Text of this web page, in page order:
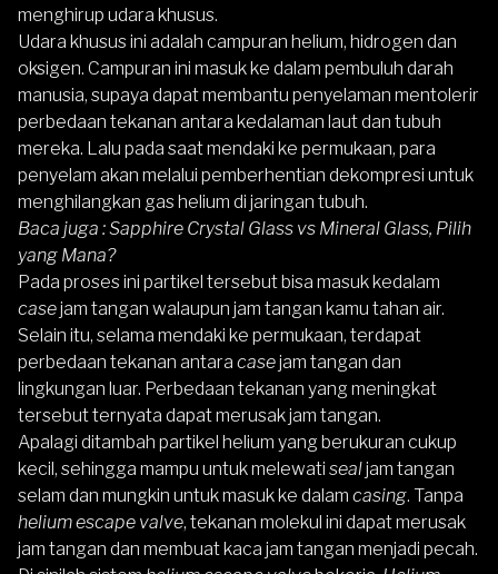
menghirup udara khusus.
Udara khusus ini adalah campuran helium, hidrogen dan
oksigen. Campuran ini masuk ke dalam pembuluh darah
manusia, supaya dapat membantu penyelaman mentolerir
perbedaan tekanan antara kedalaman laut dan tubuh
mereka. Lalu pada saat mendaki ke permukaan, para
penyelam akan melalui pemberhentian dekompresi untuk
menghilangkan gas helium di jaringan tubuh.
Baca juga :Sapphire Crystal Glass vs Mineral Glass, Pilih
yang Mana?
Pada proses ini partikel tersebut bisa masuk kedalam
casejam tangan walaupun jam tangan kamu tahan air.
Selain itu, selama mendaki ke permukaan, terdapat
perbedaan tekanan antara casejam tangan dan
lingkungan luar. Perbedaan tekanan yang meningkat
tersebut ternyata dapat merusak jam tangan.
Apalagi ditambah partikel helium yang berukuran cukup
kecil, sehingga mampu untuk melewati sealjam tangan
selam dan mungkin untuk masuk ke dalam casing. Tanpa
helium escape valve, tekanan molekul ini dapat merusak
jam tangan dan membuat kaca jam tangan menjadi pecah.